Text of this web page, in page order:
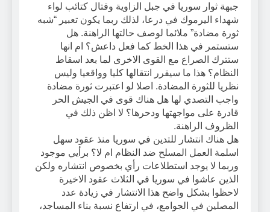
جبهة ثوار سوريا في جبل الزاوية وقتال كتائب لواء
شهداء اليرموك في درعا، لذلك ربما يكون تعبير “شبه
ثورة مضادة” ملائما لوصف حالتها الراهنة. هل
ستستمر في هذا الخط كما فعل داعش؟ ام انها
ستترك الصراع مع القوى الاخرى لما بعد اسقاط
النظام؟ هذا ما سيقرر انتقالها كليا وواقعيا وليس
نظريا للثورة المضادة. اصلا لو اعتبرت ثورة مضادة
واجب التصدي لها هل هناك قوى في الجيش الحر
قادرة على مواجهتها ودحرها؟ لا اظن ذلك في
الظروف الراهنة.
هل هناك انتشار للتدين في سوريا منذ عقود سهل
اسلمة العمل المسلح ضد النظام ام لا؟ برأيي موجود
وربما لا يوجد استطلاعات رأي بخصوص انتشاره ولكن
الذين عاشوا في سوريا في الثلاث عقود الاخيرة
لاحظوا بشكل واضح هذا الانتشار في زيادة عدد
المصلين في الجوامع، في ارتفاع نسبة بناء المساجد،